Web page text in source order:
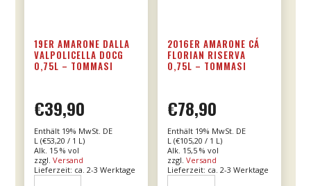
19ER AMARONE DALLA
VALPOLICELLA DOCG
0,75L – TOMMASI
€39,90
Enthält 19% MwSt. DE
L (€53,20 / 1 L)
Alk. 15 % vol
zzgl. Versand
Lieferzeit: ca. 2-3 Werktage
2016ER AMARONE CÁ
FLORIAN RISERVA
0,75L – TOMMASI
€78,90
Enthält 19% MwSt. DE
L (€105,20 / 1 L)
Alk. 15,5 % vol
zzgl.Versand
Lieferzeit: ca. 2-3 Werktage